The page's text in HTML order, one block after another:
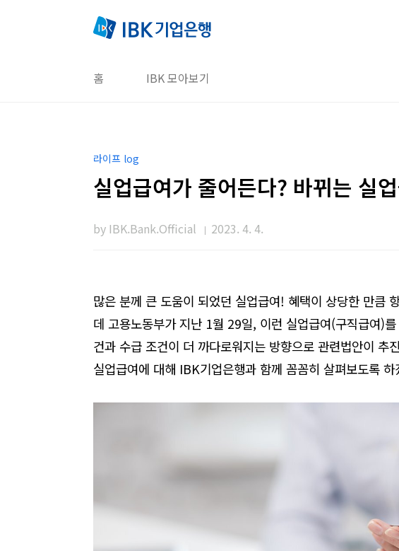
홈 IBK 모아보기
라이프 log
실업급여가 줄어든다? 바뀌는 실
by IBK.Bank.Official 2023. 4. 4.
많은 분께 큰 도움이 되었던 실업급여! 혜택이 상당한 만큼
데 고용노동부가 지난 1월 29일, 이런 실업급여(구직급여)
건과 수급 조건이 더 까다로워지는 방향으로 관련법안이 추
실업급여에 대해 IBK기업은행과 함께 꼼꼼히 살펴보도록 하